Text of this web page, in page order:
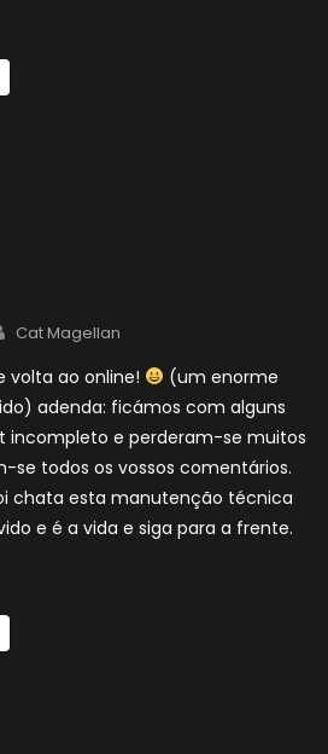
Author
Cat Magellan
volta ao online!
(um enorme
adenda: ficámos com alguns
incompleto e perderam-se muitos
se todos os vossos comentários.
chata esta manutenção técnica
e é a vida e siga para a frente.